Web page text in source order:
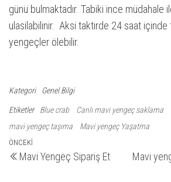
günü bulmaktadır. Tabiki ince müdahale
ulasilabilinir. Aksi taktirde 24 saat içinde
yengeçler ölebilir.
Kategori Genel Bilgi
Etiketler Blue crab Canlı mavi yengeç saklama
mavi yengeç taşıma
Mavi yengeç Yaşatma
Yazı
gezinmesi
Önceki
yazı
ÖNCEKI
Mavi Yengeç Sipariş Et
Mavi